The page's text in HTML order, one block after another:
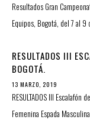
Resultados Gran
Equipos, Bogotá, del 7 al
RESULTADOS III
BOGOTÁ.
13 MARZO, 2019
RESULTADOS III
Femenina Espada